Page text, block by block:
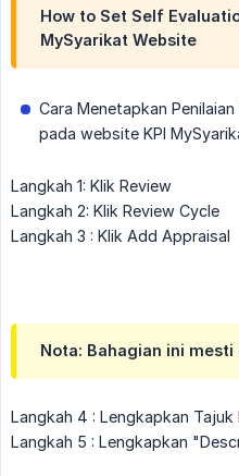
How to Set Self
MySyarikat Website
Cara Menetapkan
pada website KPI
Langkah 1: Klik Review
Langkah 2: Klik Review Cycle
Langkah 3 : Klik Add Appraisal
Nota: Bahagian ini mesti
Langkah 4 : Lengkapkan Tajuk
Langkah 5 : Lengkapkan